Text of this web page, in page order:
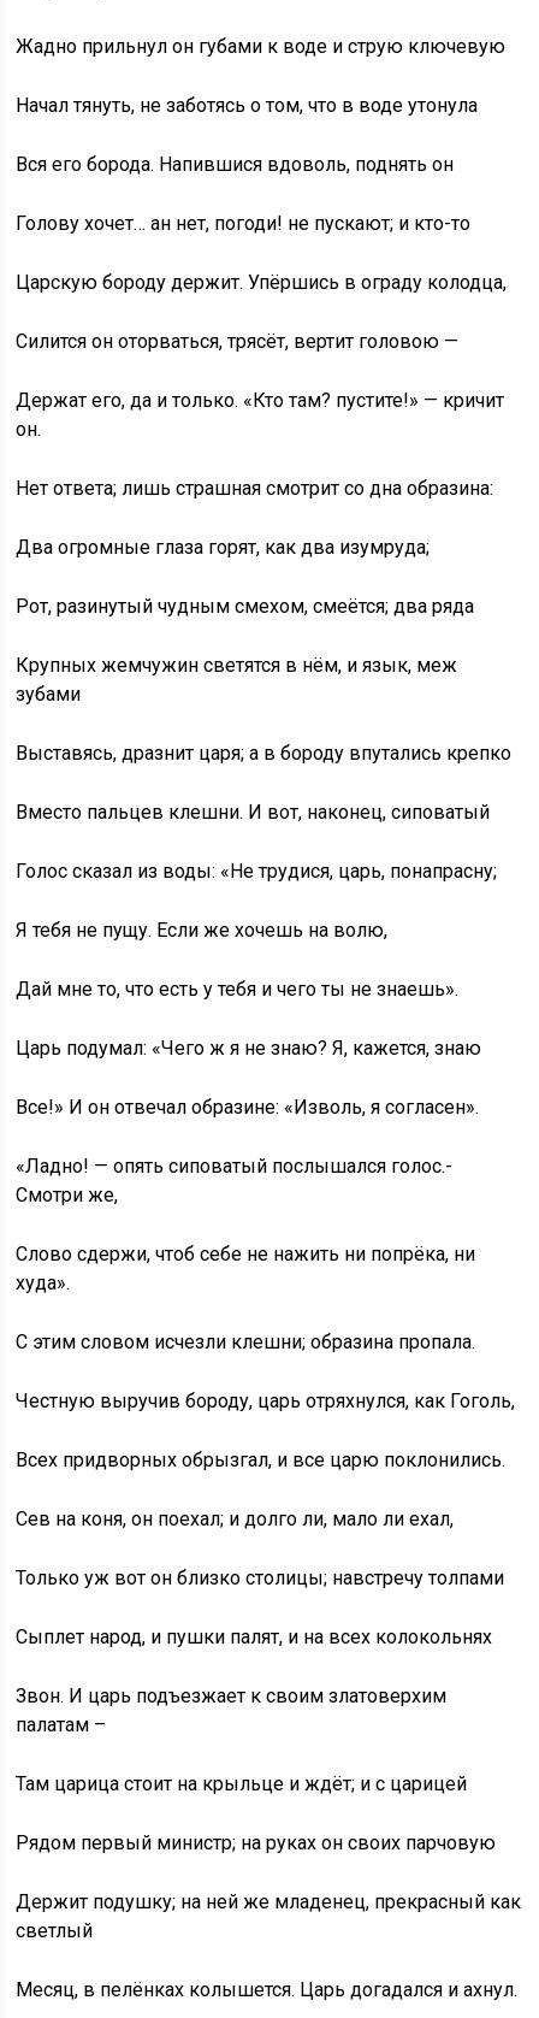
Жадно прильнул он губами к воде и струю ключевую
Начал тянуть, не заботясь о том, что в воде утонула
Вся его борода. Напившися вдоволь, поднять он
Голову хочет… ан нет, погоди! не пускают; и кто-то
Царскую бороду держит. Упёршись в ограду колодца,
Силится он оторваться, трясёт, вертит головою —
Держат его, да и только. «Кто там? пустите!» — кричит
он.
Нет ответа; лишь страшная смотрит со дна образина:
Два огромные глаза горят, как два изумруда;
Рот, разинутый чудным смехом, смеётся; два ряда
Крупных жемчужин светятся в нём, и язык, меж
зубами
Выставясь, дразнит царя; а в бороду впутались крепко
Вместо пальцев клешни. И вот, наконец, сиповатый
Голос сказал из воды: «Не трудися, царь, понапрасну;
Я тебя не пущу. Если же хочешь на волю,
Дай мне то, что есть у тебя и чего ты не знаешь».
Царь подумал: «Чего ж я не знаю? Я, кажется, знаю
Все!» И он отвечал образине: «Изволь, я согласен».
«Ладно! — опять сиповатый послышался голос.-
Смотри же,
Слово сдержи, чтоб себе не нажить ни попрёка, ни
худа».
С этим словом исчезли клешни; образина пропала.
Честную выручив бороду, царь отряхнулся, как Гоголь,
Всех придворных обрызгал, и все царю поклонились.
Сев на коня, он поехал; и долго ли, мало ли ехал,
Только уж вот он близко столицы; навстречу толпами
Сыплет народ, и пушки палят, и на всех колокольнях
Звон. И царь подъезжает к своим златоверхим
палатам –
Там царица стоит на крыльце и ждёт; и с царицей
Рядом первый министр; на руках он своих парчовую
Держит подушку; на ней же младенец, прекрасный как
светлый
Месяц, в пелёнках колышется. Царь догадался и ахнул.